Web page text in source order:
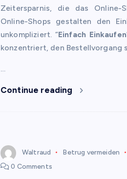
Zeitersparnis, die das
Online-Shops gestalten den
unkompliziert. “Einfach Einkaufen
konzentriert, den Bestellvorgang
…
Continue reading
Waltraud Betrug vermeiden
0 Comments